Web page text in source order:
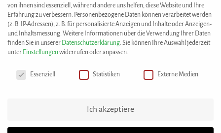
Diese Best Practice wurde eingereicht von:
IG Stuttgart e. V.
Seelsorge
an zwei Wochenenden, zu genießen.
von ihnen sind essenziell, während andere uns helfen, diese Website und Ihre
Erfahrung zu verbessern. Personenbezogene Daten können verarbeitet werden
(z. B. IP-Adressen), z. B. für personalisierte Anzeigen und Inhalte oder Anzeigen-
und Inhaltsmessung. Weitere Informationen über die Verwendung Ihrer Daten
finden Sie in unserer Datenschutzerklärung. Sie können Ihre Auswahl jederzeit
unter Einstellungenwiderrufen oder anpassen.
Essenziell
Statistiken Externe Medien
Ich akzeptiere